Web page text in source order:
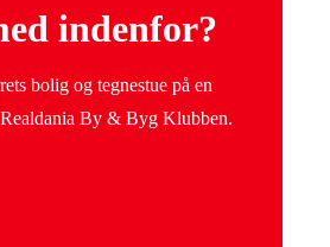
indenfor?
bolig og tegnestue på en
By & Byg Klubben.